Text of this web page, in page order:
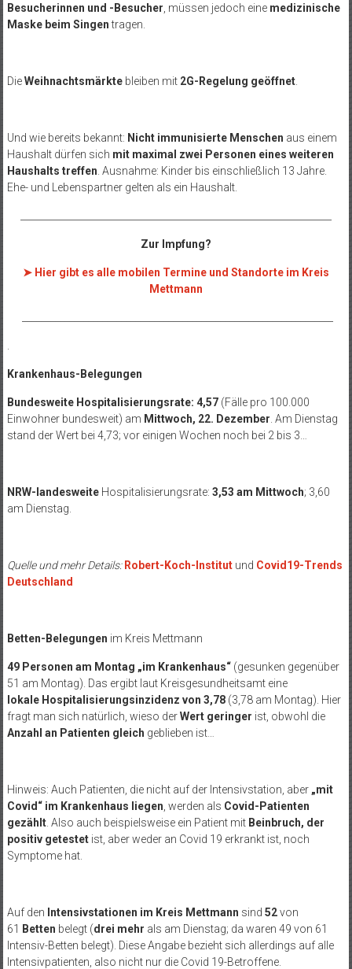
Besucherinnen und -Besucher , müssen jedoch eine medizinische
Maske beim Singentragen.
DieWeihnachtsmärktebleiben mit 2G-Regelung geöffnet.
Und wie bereits bekannt: Nicht immunisierte Menschen aus einem
Haushalt dürfen sich mit maximal zwei Personen eines weiteren
Haushalts treffen . Ausnahme: Kinder bis einschließlich 13 Jahre.
Ehe- und Lebenspartner gelten als ein Haushalt.
Zur Impfung?
➤ Hier gibt es alle mobilen Termine und Standorte im Kreis
Mettmann
Krankenhaus-Belegungen
Bundesweite Hospitalisierungsrate: 4,57 (Fälle pro 100.000
Einwohner bundesweit) am Mittwoch, 22. Dezember . Am Dienstag
stand der Wert bei 4,73; vor einigen Wochen noch bei 2 bis 3…
NRW-landesweiteHospitalisierungsrate: 3,53 am Mittwoch; 3,60
am Dienstag.
Quelle und mehr Details:Robert-Koch-Institutund Covid19-Trends
Deutschland
Betten-Belegungen im Kreis Mettmann
49 Personen am Montag „im Krankenhaus“ (gesunken gegenüber
51 am Montag). Das ergibt laut Kreisgesundheitsamt eine
lokale Hospitalisierungsinzidenz von 3,78 (3,78 am Montag). Hier
fragt man sich natürlich, wieso derWert geringer ist, obwohl die
Anzahl an Patienten gleich geblieben ist…
Hinweis: Auch Patienten, die nicht auf der Intensivstation, aber „mit
Covid“ im Krankenhaus liegen , werden als Covid-Patienten
gezählt. Also auch beispielsweise ein Patient mit Beinbruch, der
positiv getestetist, aber weder an Covid 19 erkrankt ist, noch
Symptome hat.
Auf den Intensivstationen im Kreis Mettmann sind 52von
61 Betten belegt (drei mehr als am Dienstag; da waren 49 von 61
Intensiv-Betten belegt). Diese Angabe bezieht sich allerdings auf alle
Intensivpatienten, also nicht nur die Covid 19-Betroffene.